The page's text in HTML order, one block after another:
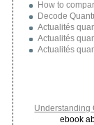
How to
Decode
Actualités
Actualités
Actualités
Understanding
ebook